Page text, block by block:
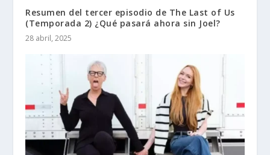
Resumen del tercer episodio de The Last of Us
(Temporada 2) ¿Qué pasará ahora sin Joel?
28 abril, 2025